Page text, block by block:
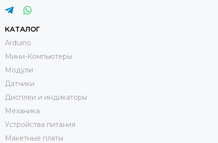
КАТАЛОГ
Arduino
Мини-Компьютеры
Модули
Датчики
Дисплеи и индикаторы
Механика
Устройства питания
Макетные платы